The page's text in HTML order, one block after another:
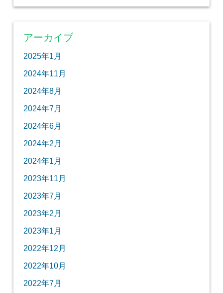
アーカイブ
2025年1月
2024年11月
2024年8月
2024年7月
2024年6月
2024年2月
2024年1月
2023年11月
2023年7月
2023年2月
2023年1月
2022年12月
2022年10月
2022年7月